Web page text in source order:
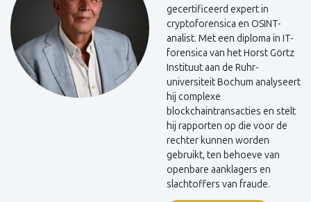
gecertificeerd expert in
cryptoforensica en OSINT-
analist. Met een diploma in IT-
forensica van het Horst Görtz
Instituut aan de Ruhr-
universiteit Bochum analyseert
hij complexe
blockchaintransacties en stelt
hij rapporten op die voor de
rechter kunnen worden
gebruikt, ten behoeve van
openbare aanklagers en
slachtoffers van fraude.